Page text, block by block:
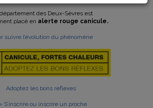
des Deux-Sèvres est
placé en alerte rouge canicule.
suivre l’évolution du phénomène
Adoptez les bons réflexes
S’inscrire ou inscrire un proche